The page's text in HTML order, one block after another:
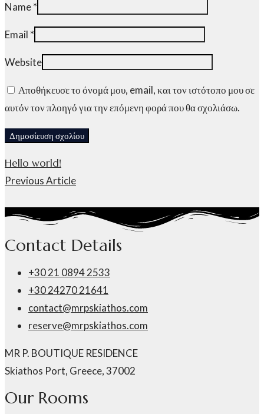
Name*
Email *
Website
Αποθήκευσε το όνομά μου, email, και τον ιστότοπο μου σε
αυτόν τον πλοηγό για την επόμενη φορά που θα σχολιάσω.
Hello world!
Previous Article
Contact Details
+30 21 0894 2533
+30 24270 21641
contact@mrpskiathos.com
reserve@mrpskiathos.com
MR P. BOUTIQUE RESIDENCE
Skiathos Port, Greece, 37002
Our Rooms